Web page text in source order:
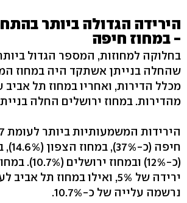
הירידה הגדולה ביותר
- במחוז חיפה
בחלוקה למחוזות, המספר הגדול
מהדירות. במחוז ירושלים החלה בניית 7.3% מהדירות.
חיפה
(כ-12%)
ירידה של 5%, ואילו במחוז תל
נרשמה עלייה של כ-10.7%.